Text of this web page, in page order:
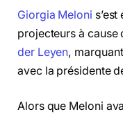
Giorgia Meloni
projecteurs à cause
der Leyen,
avec la présidente
Alors que Meloni